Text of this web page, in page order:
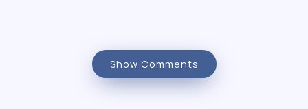
Show Comments